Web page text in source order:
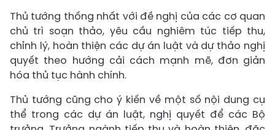
Thủ tướng thống nhất với đề nghị của các cơ quan
chủ trì soạn thảo, yêu cầu nghiêm túc tiếp thu,
chỉnh lý, hoàn thiện các dự án luật và dự thảo nghị
quyết theo hướng cải cách mạnh mẽ, đơn giản
hóa thủ tục hành chính.
Thủ tướng cũng cho ý kiến về một số nội dung cụ
thể trong các dự án luật, nghị quyết để các Bộ